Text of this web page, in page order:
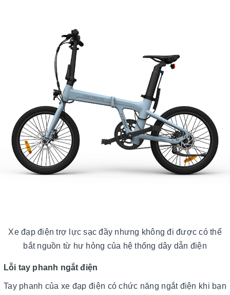
Xe đạp điện trợ lực sạc đầy nhưng không đi được có thể
bắt nguồn từ hư hỏng của hệ thống dây dẫn điện
Lỗi tay phanh ngắt điện
Tay phanh của xe đạp điện có chức năng ngắt điện khi bạn